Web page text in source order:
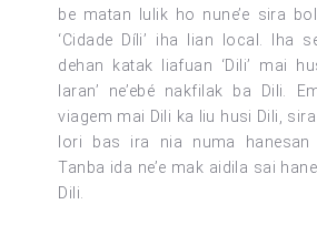
be matan lulik ho nune’e sira
‘Cidade Díli’ iha lian local. Iha
dehan katak liafuan ‘Dili’ mai
laran’ ne’ebé nakfilak ba Dili.
viagem mai Dili ka liu husi Dili,
lori bas ira nia numa hanesan
Tanba ida ne’e mak aidila sai
Dili.